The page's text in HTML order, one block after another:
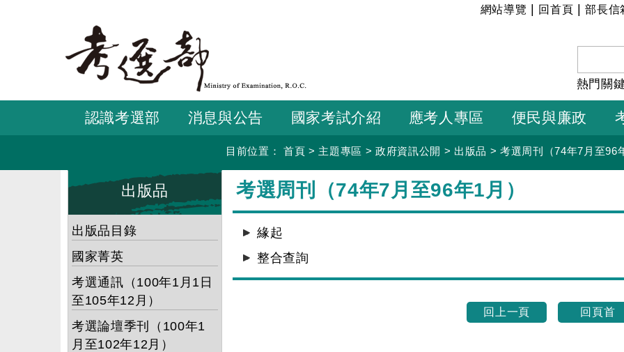
要
容
:::
網站導覽 回首頁 |部長信
熱門關
認識考選部 消息與公告 國家考試介紹 應考人專區 便民與廉政
目前位置： 首頁 > 主題專區 >政府資訊公開 > 出版品 >考選周刊（74年7月至96
出版品
出版品目錄
國家菁英
考選通訊（100年1月1日
至105年12月）
考選論壇季刊（100年1
月至102年12月）
考選周刊（74年7月至96年1月）
緣起
整合查詢
回上一頁 回頁首